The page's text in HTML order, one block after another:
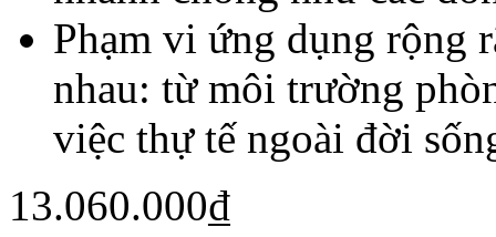
Phạm vi ứng dụng rộng
nhau: từ môi trường
việc thự tế ngoài đời
13.060.000₫